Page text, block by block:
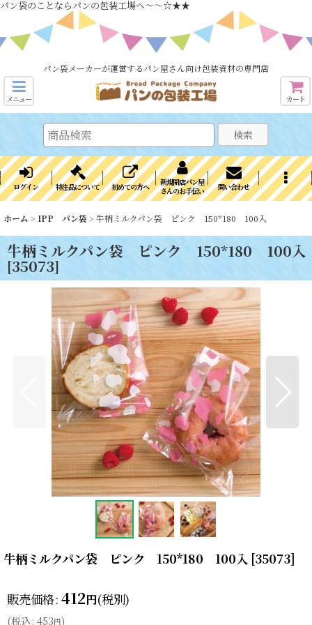
パン袋のことならパンの包装工場へ～～☆★★
パン袋メーカーが運営するパン屋さん向け包装資材の専門店
メニュー カート
検索
ログイン 特注品について 初めての方へ
新規開店パン屋
さんのお手伝い
問い合わせ
ホーム > IPP パン袋 > 牛柄ミルクパン袋 ピンク 150*180 100入
牛柄ミルクパン袋 ピンク 150*180 100入
[35073]
牛柄ミルクパン袋 ピンク 150*180 100入 [35073]
販売価格: 412円(税別)
(税込: 453円)